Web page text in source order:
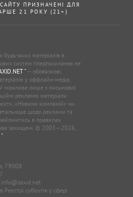
ПРИЗНАЧЕНІ ДЛЯ
21 РОКУ (21+)
будь-яких матеріалів в
систем гіперпосилання не
"— обов’язкові.
у оффлайн-медіа,
можливе лише з письмової
рекламні матеріали
«Новини компаній» чи
щодо реклами та
в правилах
захищені. © 2005—2026,
.
79008
info@zaxid.net
суб'єктів у сфері